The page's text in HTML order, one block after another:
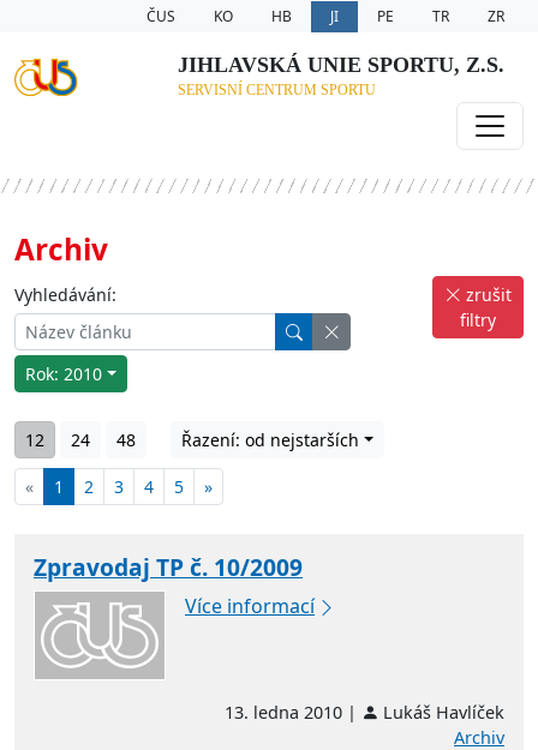
ČUS KO HB JI PE TR ZR
JIHLAVSKÁ UNIE SPORTU, Z.S.
SERVISNÍ CENTRUM SPORTU
Archiv
Vyhledávání:
Rok: 2010
zrušit
filtry
12 24 48 Řazení: od nejstarších
« 1 2 3 4 5 »
Zpravodaj TP č. 10/2009
Více informací
13. ledna 2010 |
Lukáš Havlíček
Archiv